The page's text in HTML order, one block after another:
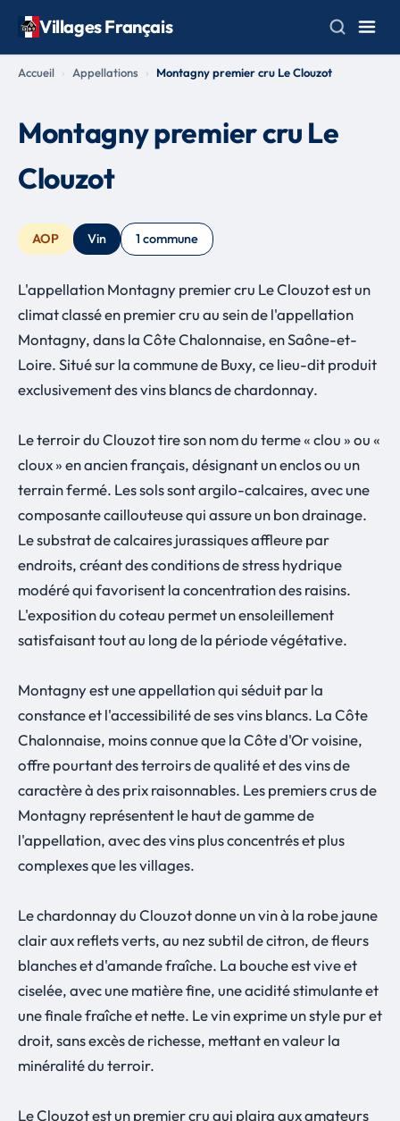
Villages Français
Accueil Appellations Montagny premier cru Le Clouzot
Montagny premier cru Le
Clouzot
AOP Vin 1 commune
L'appellation Montagny premier cru Le Clouzot est un
climat classé en premier cru au sein de l'appellation
Montagny, dans la Côte Chalonnaise, en Saône-et-
Loire. Situé sur la commune de Buxy, ce lieu-dit produit
exclusivement des vins blancs de chardonnay.
Le terroir du Clouzot tire son nom du terme « clou » ou «
cloux » en ancien français, désignant un enclos ou un
terrain fermé. Les sols sont argilo-calcaires, avec une
composante caillouteuse qui assure un bon drainage.
Le substrat de calcaires jurassiques affleure par
endroits, créant des conditions de stress hydrique
modéré qui favorisent la concentration des raisins.
L'exposition du coteau permet un ensoleillement
satisfaisant tout au long de la période végétative.
Montagny est une appellation qui séduit par la
constance et l'accessibilité de ses vins blancs. La Côte
Chalonnaise, moins connue que la Côte d'Or voisine,
offre pourtant des terroirs de qualité et des vins de
caractère à des prix raisonnables. Les premiers crus de
Montagny représentent le haut de gamme de
l'appellation, avec des vins plus concentrés et plus
complexes que les villages.
Le chardonnay du Clouzot donne un vin à la robe jaune
clair aux reflets verts, au nez subtil de citron, de fleurs
blanches et d'amande fraîche. La bouche est vive et
ciselée, avec une matière fine, une acidité stimulante et
une finale fraîche et nette. Le vin exprime un style pur et
droit, sans excès de richesse, mettant en valeur la
minéralité du terroir.
Le Clouzot est un premier cru qui plaira aux amateurs